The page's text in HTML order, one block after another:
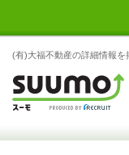
(有)大福不動産の詳細情報